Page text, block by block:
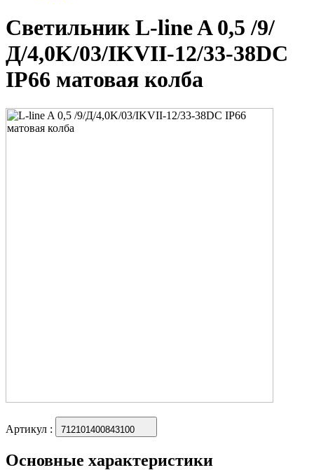
Светильник L-line A 0,5 /9/
Д/4,0K/03/IKVII-12/33-38DC
IP66 матовая колба
Артикул : 712101400843100
Основные характеристики